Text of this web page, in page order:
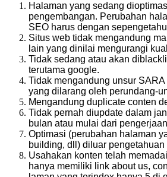
Halaman yang sedang
pengembangan. Perubahan
SEO harus dengan
Situs web tidak mengandung
lain yang dinilai mengurangi
Tidak sedang atau akan
terutama google.
Tidak mengandung unsur
yang dilarang oleh perundang-
Mengandung duplicate conten
Tidak pernah diupdate dalam
bulan atau mulai dari
Optimasi (perubahan halaman
building, dll) diluar pengetahuan
Usahakan konten telah
hanya memiliki link about us,